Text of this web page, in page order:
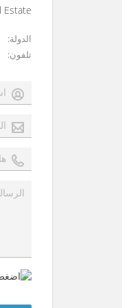
Estate
الدولة
تلفون